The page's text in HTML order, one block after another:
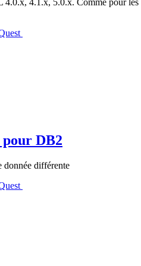
4.1.x, 5.0.x. Comme pour
pour DB2
donnée différente